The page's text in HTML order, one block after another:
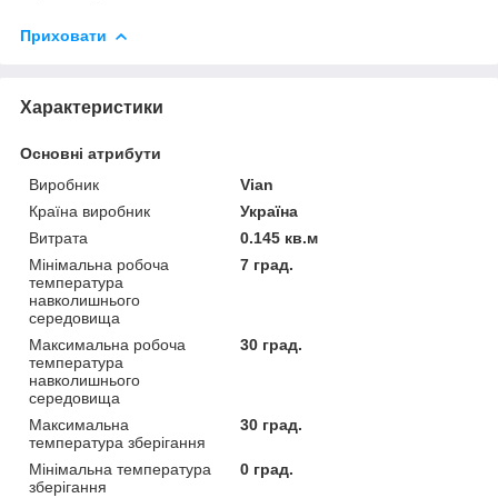
Приховати
Характеристики
Основні атрибути
Виробник
Vian
Країна виробник
Україна
Витрата
0.145 кв.м
Мінімальна робоча
температура
навколишнього
середовища
7 град.
Максимальна робоча
температура
навколишнього
середовища
30 град.
Максимальна
температура зберігання
30 град.
Мінімальна температура
зберігання
0 град.